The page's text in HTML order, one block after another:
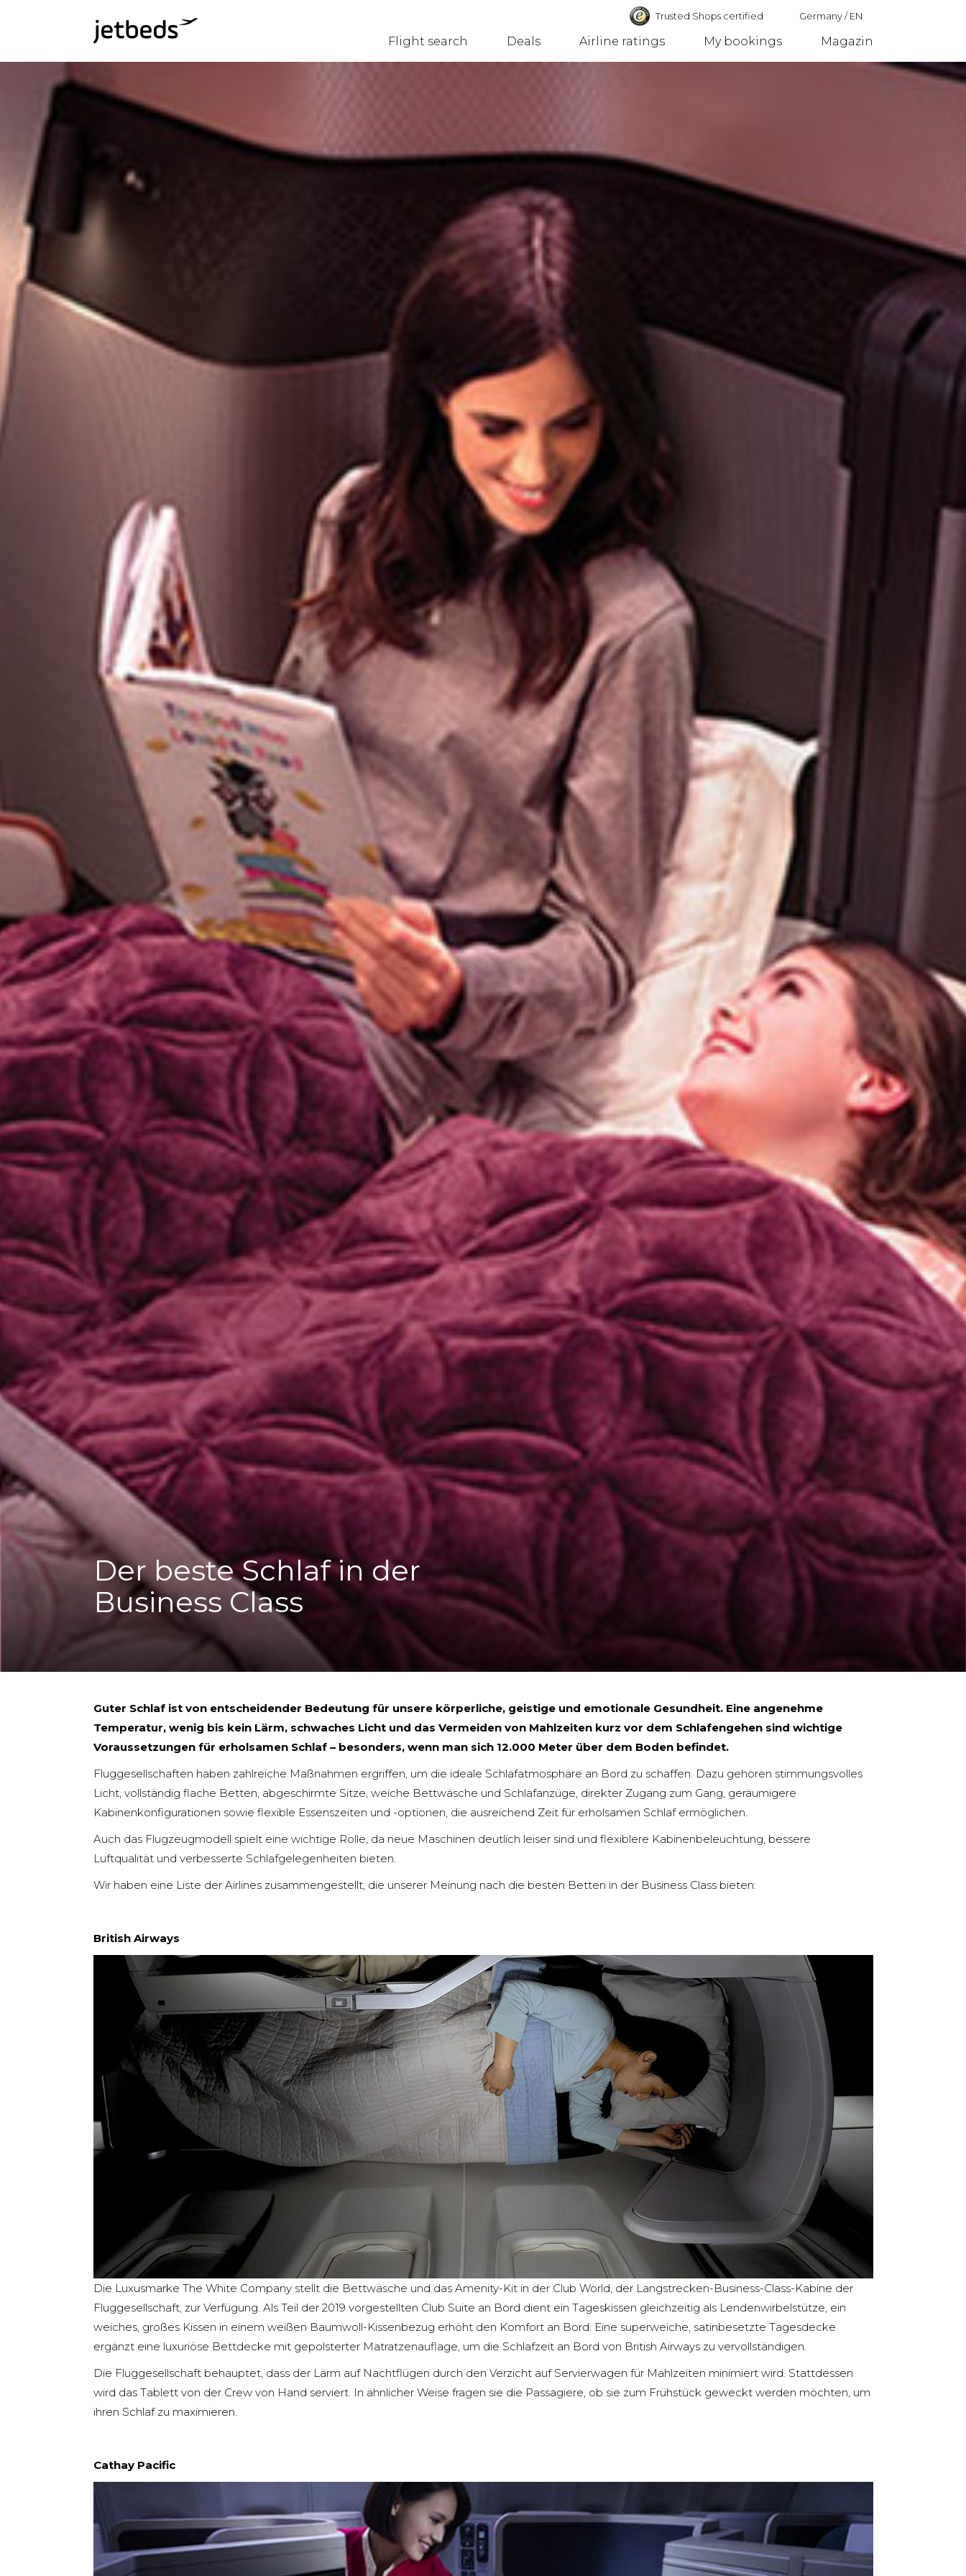
Trusted Shops certified Germany/EN
Flight search Deals Airline ratings My bookings Magazin
Der beste Schlaf in der
Business Class
Guter Schlaf ist von entscheidender Bedeutung für unsere körperliche, geistige und emotionale Gesundheit. Eine angenehme
Temperatur, wenig bis kein Lärm, schwaches Licht und das Vermeiden von Mahlzeiten kurz vor dem Schlafengehen sind wichtige
Voraussetzungen für erholsamen Schlaf – besonders, wenn man sich 12.000 Meter über dem Boden befindet.
Fluggesellschaften haben zahlreiche Maßnahmen ergriffen, um die ideale Schlafatmosphäre an Bord zu schaffen. Dazu gehören stimmungsvolles
Licht, vollständig flache Betten, abgeschirmte Sitze, weiche Bettwäsche und Schlafanzüge, direkter Zugang zum Gang, geräumigere
Kabinenkonfigurationen sowie flexible Essenszeiten und -optionen, die ausreichend Zeit für erholsamen Schlaf ermöglichen.
Auch das Flugzeugmodell spielt eine wichtige Rolle, da neue Maschinen deutlich leiser sind und flexiblere Kabinenbeleuchtung, bessere
Luftqualität und verbesserte Schlafgelegenheiten bieten.
Wir haben eine Liste der Airlines zusammengestellt, die unserer Meinung nach die besten Betten in der Business Class bieten:
British Airways
Die Luxusmarke The White Company stellt die Bettwäsche und das Amenity-Kit in der Club World, der Langstrecken-Business-Class-Kabine der
Fluggesellschaft, zur Verfügung. Als Teil der 2019 vorgestellten Club Suite an Bord dient ein Tageskissen gleichzeitig als Lendenwirbelstütze, ein
weiches, großes Kissen in einem weißen Baumwoll-Kissenbezug erhöht den Komfort an Bord. Eine superweiche, satinbesetzte Tagesdecke
ergänzt eine luxuriöse Bettdecke mit gepolsterter Matratzenauflage, um die Schlafzeit an Bord von British Airways zu vervollständigen.
Die Fluggesellschaft behauptet, dass der Lärm auf Nachtflügen durch den Verzicht auf Servierwagen für Mahlzeiten minimiert wird. Stattdessen
wird das Tablett von der Crew von Hand serviert. In ähnlicher Weise fragen sie die Passagiere, ob sie zum Frühstück geweckt werden möchten, um
ihren Schlaf zu maximieren.
Cathay Pacific